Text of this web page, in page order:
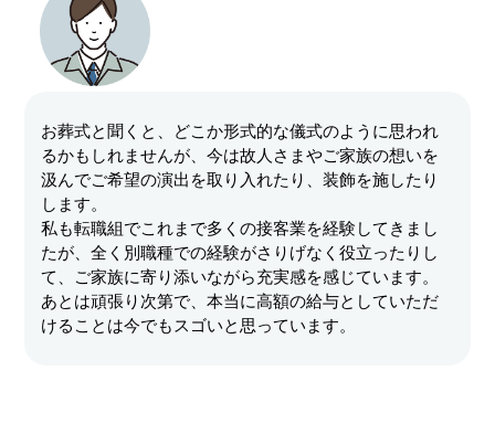
お葬式と聞くと、どこか形式的な儀式のように思われ
るかもしれませんが、今は故人さまやご家族の想いを
汲んでご希望の演出を取り入れたり、装飾を施したり
します。
私も転職組でこれまで多くの接客業を経験してきまし
たが、全く別職種での経験がさりげなく役立ったりし
て、ご家族に寄り添いながら充実感を感じています。
あとは頑張り次第で、本当に高額の給与としていただ
けることは今でもスゴいと思っています。